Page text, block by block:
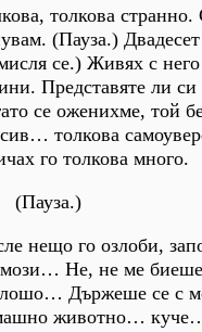
толкова
(Пауза.)
се.) Живях с него
Представяте ли
се оженихме, той
толкова
го толкова много.
(Пауза.)
нещо го озлоби,
Не, не ме
Държеше се с
животно…